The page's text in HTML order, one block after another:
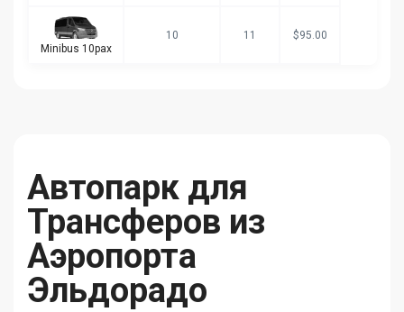
Minibus 10pax
10 11 $95.00
Автопарк для
Трансферов из
Аэропорта
Эльдорадо